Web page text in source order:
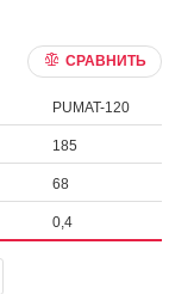
СРАВНИТЬ
PUMAT-120
185
68
0,4